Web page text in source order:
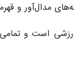
مدال‌آور و
و تمامی